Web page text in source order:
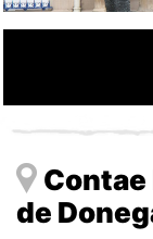
Contae
de